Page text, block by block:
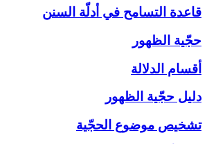
قاعدة التسامح في أدلّة السنن
حجّية الظهور
أقسام الدلالة
دليل حجّية الظهور
تشخيص موضوع الحجّية